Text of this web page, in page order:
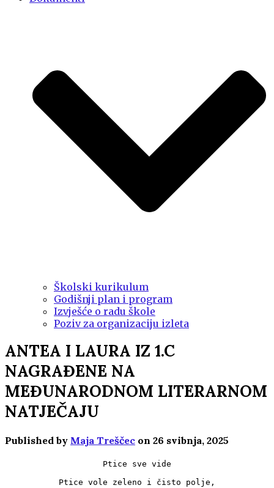
Školski kurikulum
Godišnji plan i program
Izvješće o radu škole
Poziv za organizaciju izleta
ANTEA I LAURA IZ 1.C
NAGRAĐENE NA
MEĐUNARODNOM LITERARNOM
NATJEČAJU
Published by Maja Treščec on 26 svibnja, 2025
Ptice sve vide
Ptice vole zeleno i čisto polje,